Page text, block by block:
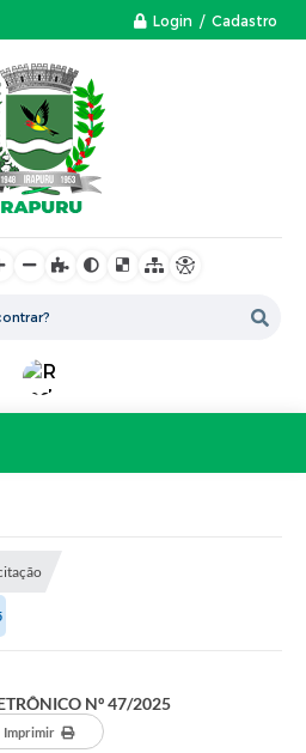
Login / Cadastro
Nº 47/2025
Imprimir